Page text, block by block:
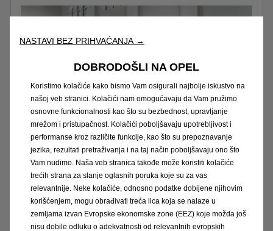
Varijante
NASTAVI BEZ PRIHVAĆANJA →
DOBRODOŠLI NA OPEL
Koristimo kolačiće kako bismo Vam osigurali najbolje iskustvo na
našoj veb stranici. Kolačići nam omogućavaju da Vam pružimo
osnovne funkcionalnosti kao što su bezbednost, upravljanje
mrežom i pristupačnost. Kolačići poboljšavaju upotrebljivost i
performanse kroz različite funkcije, kao što su prepoznavanje
jezika, rezultati pretraživanja i na taj način poboljšavaju ono što
Vam nudimo. Naša veb stranica takođe može koristiti kolačiće
trećih strana za slanje oglasnih poruka koje su za vas
relevantnije. Neke kolačiće, odnosno podatke dobijene njihovim
korišćenjem, mogu obrađivati treća lica koja se nalaze u
zemljama izvan Evropske ekonomske zone (EEZ) koje možda još
nisu dobile odluku o adekvatnosti od relevantnih evropskih